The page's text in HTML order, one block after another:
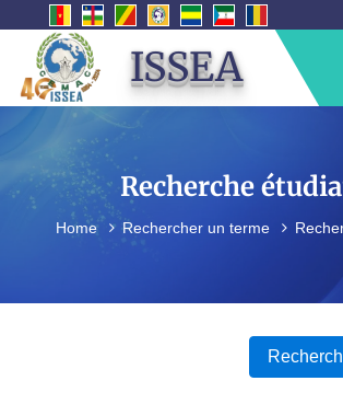
ISSEA
Recherche
Home Rechercher un terme